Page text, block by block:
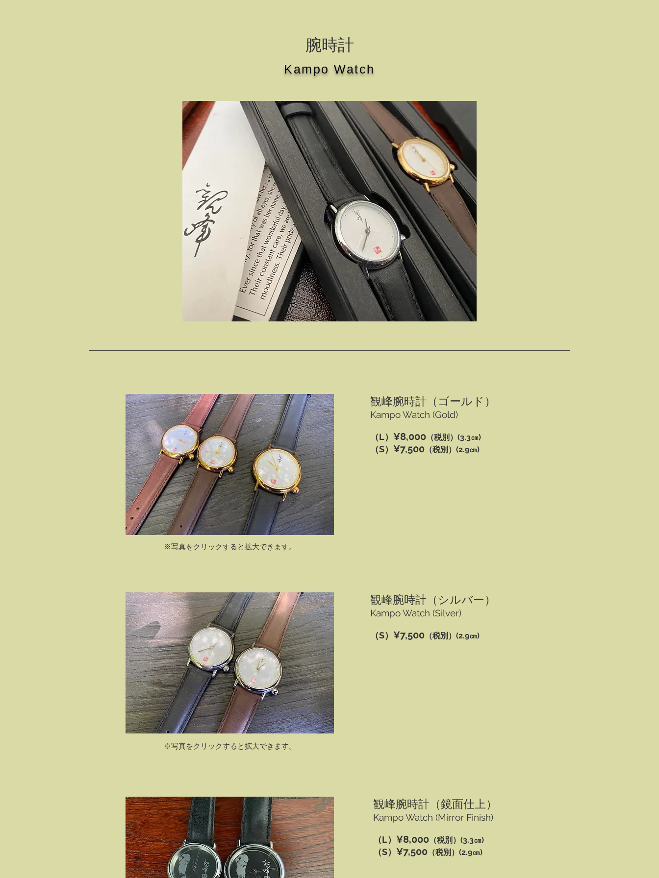
腕時計
Kampo Watch
観峰腕時計（ゴールド）
Kampo Watch (Gold)
（L） ¥8,000 （税別）(3.3㎝)
（S） ¥7,500 （税別）(2.9㎝)
​​※写真をクリックすると拡大できます。
観峰腕時計（シルバー）
Kampo Watch (Silver)
（S） ¥7,500 （税別）(2.9㎝)
​​※写真をクリックすると拡大できます。
観峰腕時計（鏡面仕上）
Kampo Watch (Mirror Finish)
（L） ¥8,000 （税別）(3.3㎝)
（S） ¥7,500 （税別）(2.9㎝)